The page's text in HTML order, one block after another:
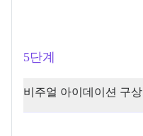
5단계
비주얼 아이데이션 구상